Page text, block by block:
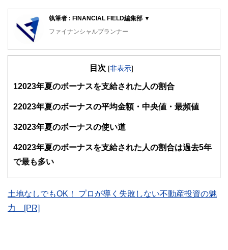
執筆者 : FINANCIAL FIELD編集部 ▼
ファイナンシャルプランナー
FinancialField編集部は、金融、経済に関する記事を、日々
知識がない方でも理解できるようわかりやすく発信していま
得者を中心に「お金や暮らし」に関する書籍・雑誌の編集経
験者で構成され、企画立案から記事掲載まですべての工程に
護士、税理士、宅地建物取引士、相続診断士、住宅ローンア
士、行政書士、投資アナリスト、キャリアコンサルタントな
をわかりやすく発信している点です。
目次 [非表示]
1 2023年夏のボーナスを支給された人の割合
22023年夏のボーナスの平均金額・中央値・最頻値
32023年夏のボーナスの使い道
42023年夏のボーナスを支給された人の割合は過去5年
で最も多い
土地なしでもOK！ プロが導く失敗しない不動産投資の魅
力 [PR]